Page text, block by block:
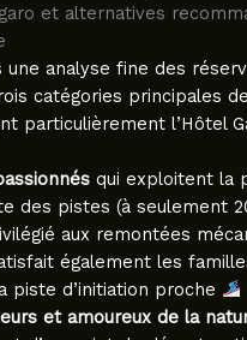
et alternatives
une analyse fine des
catégories principales
particulièrement l’Hôtel
qui exploitent la
des pistes (à seulement
aux remontées
également les
piste d’initiation proche
et amoureux de la